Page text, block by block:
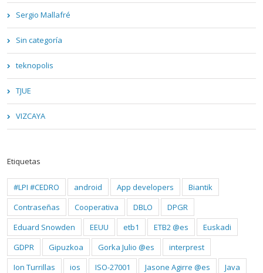
Sergio Mallafré
Sin categoría
teknopolis
TJUE
VIZCAYA
Etiquetas
#LPI #CEDRO android App developers
Biantik
Contraseñas
Cooperativa DBLO
DPGR
Eduard Snowden
EEUU etb1 ETB2 @es
Euskadi
GDPR
Gipuzkoa Gorka Julio @es
interprest
Ion Turrillas
ios ISO-27001 Jasone Agirre @es
Java